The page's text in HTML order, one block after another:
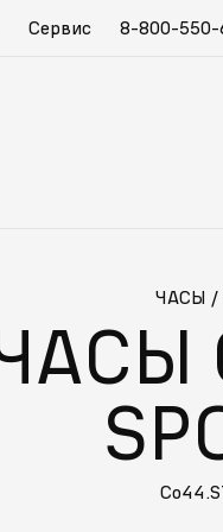
Сервис 8-800-
ЧАСЫ /